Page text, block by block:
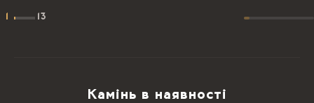
1 13
Камінь в наявності